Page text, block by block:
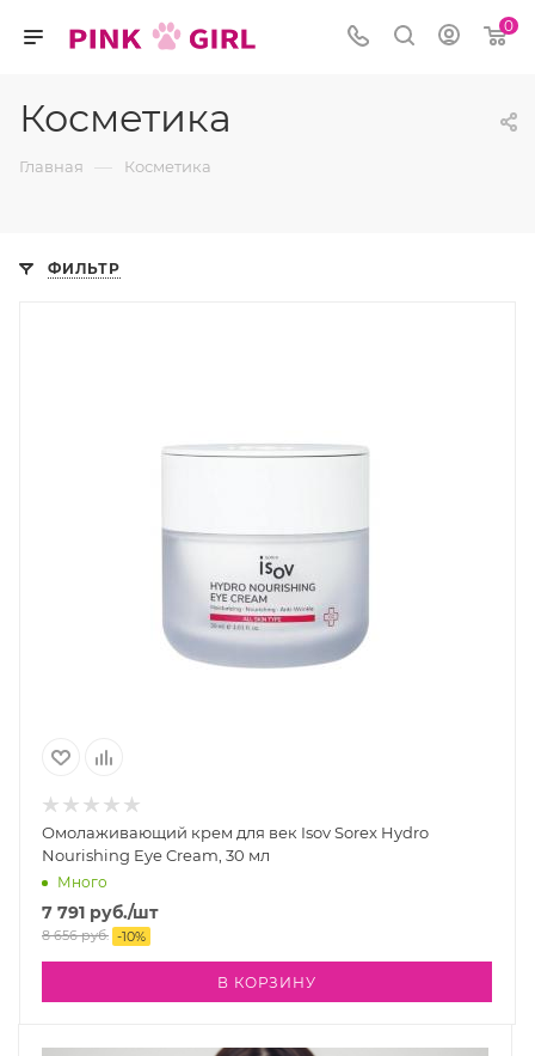
0
Косметика
Главная — Косметика
ФИЛЬТР
Омолаживающий крем для век Isov Sorex Hydro
Nourishing Eye Cream, 30 мл
Много
7 791 руб./шт
8 656руб. -10%
В КОРЗИНУ